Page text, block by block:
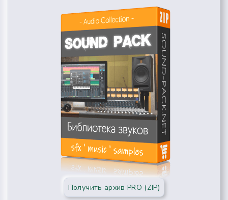
Получить архив PRO (ZIP)